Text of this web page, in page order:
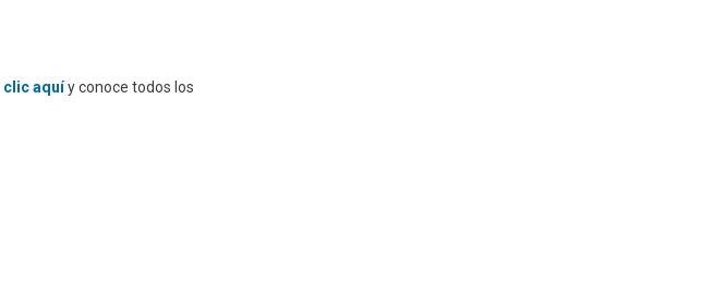
clic aquíy conoce todos los